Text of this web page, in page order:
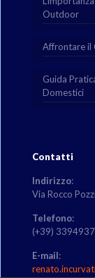
Outdoor
Affrontare il
Guida
Domestici
Contatti
Indirizzo:
Via Rocco
Telefono:
(+39)
E-mail: